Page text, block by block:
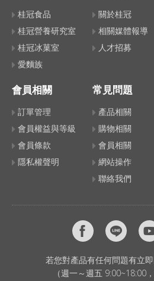
桂冠食品
桂冠營養研究室
桂冠冰菓室
愛麵族
關於桂冠
相關媒體報導
人才招募
會員相關
訂單管理
會員權益與等級
會員條款
隱私權聲明
常見問題
產品相關
購物相關
會員相關
網站操作
聯絡我們
若您對產品有任何問題有立
（週一～週五 9:00~18:00